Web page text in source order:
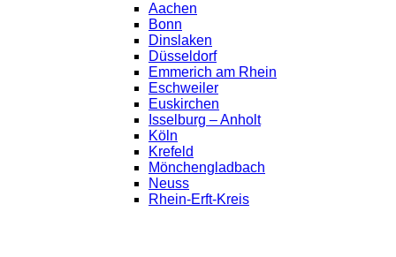
Aachen
Bonn
Dinslaken
Düsseldorf
Emmerich am Rhein
Eschweiler
Euskirchen
Isselburg – Anholt
Köln
Krefeld
Mönchengladbach
Neuss
Rhein-Erft-Kreis